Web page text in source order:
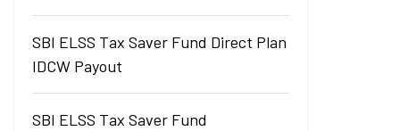
SBI ELSS Tax Saver Fund Direct Plan
IDCW Payout
SBI ELSS Tax Saver Fund